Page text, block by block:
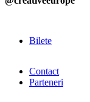
Bilete
Contact
Parteneri